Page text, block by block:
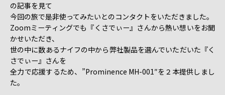
の記事を見て
今回の旅で是非使ってみたいとのコンタクトをいただきました。
Zoomミーティングでも『くさでぃー』さんから熱い想いをお聞
かせいただき、
世の中に数あるナイフの中から弊社製品を選んでいただいた『く
さでぃー』さんを
全力で応援するため、”Prominence MH-001″を２本提供しまし
た。